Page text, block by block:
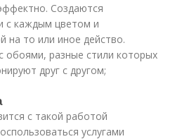
Создаются
с каждым цветом и
на то или иное действо.
разные стили которых
друг с другом;
с такой работой
услугами